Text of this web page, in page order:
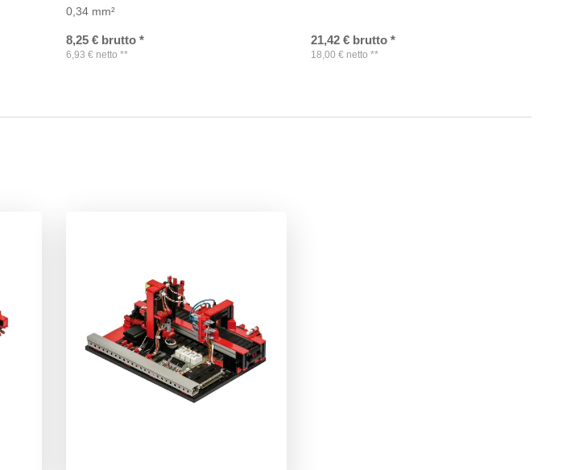
0,34 mm²
8,25 € brutto *
6,93 € netto **
21,42 € brutto *
18,00 € netto **